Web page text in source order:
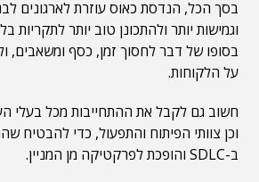
בסך הכל, הנדסת כאוס עוזרת לארגונים
וגמישות יותר ולהתכונן טוב יותר לתקריות
בסופו של דבר לחסוך זמן, כסף ומשאבים,
על הלקוחות.
חשוב גם לקבל את ההתחייבות מכל בעלי
וכן צוותי הפיתוח והתפעול, כדי להבטיח
ב-SDLC והופכת לפרקטיקה מן המניין.